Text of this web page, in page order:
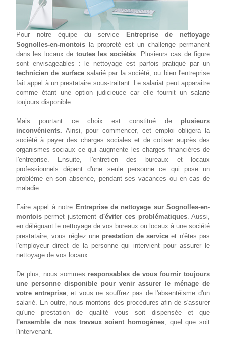
Pour notre équipe du service
Entreprise de nettoyage
Sognolles-en-montoisla propreté est un challenge permanent
dans les locaux de toutes les sociétés. Plusieurs cas de figure
sont envisageables : le nettoyage est parfois pratiqué par un
technicien de surfacesalarié par la société, ou bien l'entreprise
fait appel à un prestataire sous-traitant. Le salariat peut apparaitre
comme étant une option judicieuce car elle fournit un salarié
toujours disponible.
Mais pourtant ce choix est constitué de plusieurs
inconvénients. Ainsi, pour commencer, cet emploi obligera la
société à payer des charges sociales et de cotiser auprès des
organismes sociaux ce qui augmente les charges financières de
l'entreprise. Ensuite, l'entretien des bureaux et locaux
professionnels dépent d'une seule personne ce qui pose un
problème en son absence, pendant ses vacances ou en cas de
maladie.
Faire appel à notre Entreprise de nettoyage sur Sognolles-en-
montoispermet justement d'éviter ces problématiques. Aussi,
en déléguant le nettoyage de vos bureaux ou locaux à une société
prestataire, vous réglez une prestation de service et n'êtes pas
l'employeur direct de la personne qui intervient pour assurer le
nettoyage de vos locaux.
De plus, nous sommes responsables de vous fournir toujours
une personne disponible pour venir assurer le ménage de
votre entreprise, et vous ne souffrez pas de l'absentéisme d'un
salarié. En outre, nous montons des procédures afin de s'assurer
qu'une prestation de qualité vous soit dispensée et que
l'ensemble de nos travaux soient homogènes, quel que soit
l'intervenant.